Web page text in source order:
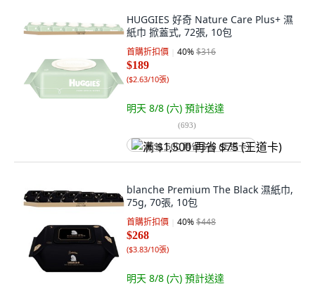
HUGGIES 好奇 Nature Care Plus+ 濕
紙巾 掀蓋式, 72張, 10包
首購折扣價 40%$316
$189
($2.63/10張)
明天 8/8 (六) 預計送達
(693)
满 $1,500 再省 $75 (王道卡)
blanche Premium The Black 濕紙巾,
75g, 70張, 10包
首購折扣價 40%$448
$268
($3.83/10張)
明天 8/8 (六) 預計送達